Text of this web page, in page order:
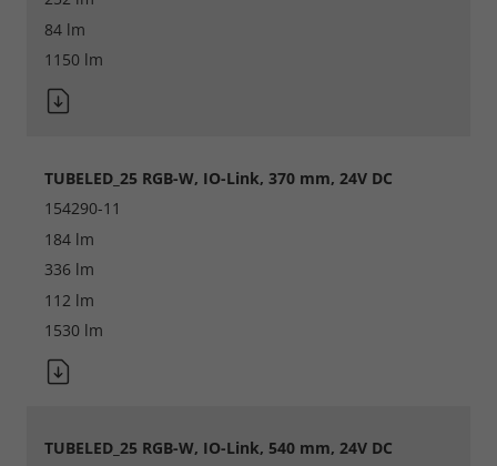
84 lm
1150 lm
TUBELED_25 RGB-W, IO-Link, 370 mm, 24V DC
154290-11
184 lm
336 lm
112 lm
1530 lm
TUBELED_25 RGB-W, IO-Link, 540 mm, 24V DC
Marketing und Statistik
Alle akzeptieren
Impressum